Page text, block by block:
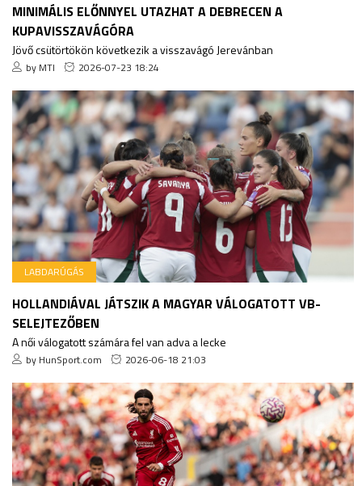
MINIMÁLIS ELŐNNYEL UTAZHAT A DEBRECEN A
KUPAVISSZAVÁGÓRA
Jövő csütörtökön következik a visszavágó Jerevánban
by MTI 2026-07-23 18:24
LABDARÚGÁS
HOLLANDIÁVAL JÁTSZIK A MAGYAR VÁLOGATOTT VB-
SELEJTEZŐBEN
A női válogatott számára fel van adva a lecke
by HunSport.com 2026-06-18 21:03